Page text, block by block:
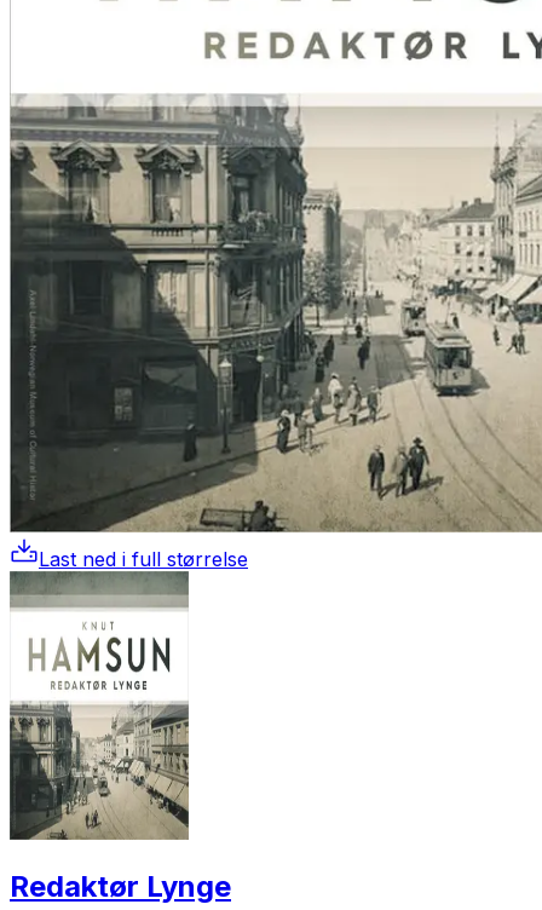
Last ned i full størrelse
Redaktør Lynge